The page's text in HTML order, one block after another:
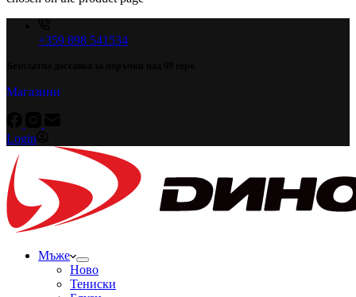
+359 898 541534
Магазини
Login
Мъже
Ново
Тениски